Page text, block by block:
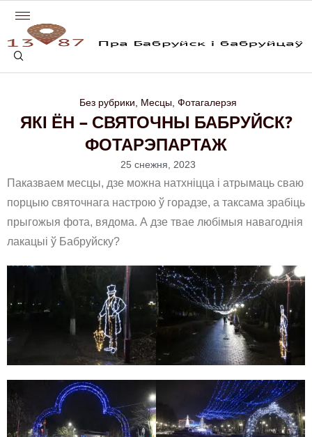
Без рубрики Месцы, Фотагалерэя
ЯКІ ЁН – СВЯТОЧНЫ БАБРУЙСК?
ФОТАРЭПАРТАЖ
25 снежня, 2023
Паказваем месцы, дзе можна натхніцца і атрымаць сваю
порцыю святочнага настрою ў горадзе, а таксама зрабіць
прыгожыя фота, вядома. А дзе твае любімыя навагоднія
лакацыі ў Бабруйску?